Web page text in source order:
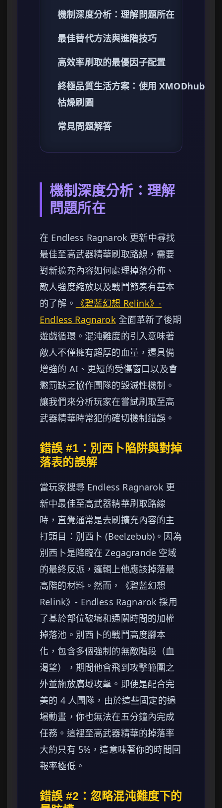
機制深度分析：理解問題所在
最佳替代方法與進階技巧
高效率刷取的最優因子配置
終極品質生活方案：使用 XMODhub 跳
枯燥刷圖
常見問題解答
機制深度分析：理解
問題所在
在 Endless Ragnarok 更新中尋找
最佳至高武器精華刷取路線，需要
對新擴充內容如何處理掉落分佈、
敵人強度縮放以及戰鬥節奏有基本
的了解。
《碧藍幻想 Relink》-
Endless Ragnarok全面革新了後期
遊戲循環。混沌難度的引入意味著
敵人不僅擁有超厚的血量，還具備
增強的 AI、更短的受傷窗口以及會
懲罰缺乏協作團隊的毀滅性機制。
讓我們來分析玩家在嘗試刷取至高
武器精華時常犯的確切機制錯誤。
錯誤 #1：別西卜陷阱與對掉
落表的誤解
當玩家搜尋 Endless Ragnarok 更
新中最佳至高武器精華刷取路線
時，直覺通常是去刷擴充內容的主
打頭目：別西卜 (Beelzebub)。因為
別西卜是降臨在 Zegagrande 空域
的最終反派，邏輯上他應該掉落最
高階的材料。然而，《碧藍幻想
Relink》- Endless Ragnarok 採用
了基於部位破壞和通關時間的加權
掉落池。別西卜的戰鬥高度腳本
化，包含多個強制的無敵階段（血
渴望），期間他會飛到攻擊範圍之
外並施放廣域攻擊。即使是配合完
美的 4 人團隊，由於這些固定的過
場動畫，你也無法在五分鐘內完成
任務。這裡至高武器精華的掉落率
大約只有 5%，這意味著你的時間回
報率極低。
錯誤 #2：忽略混沌難度下的